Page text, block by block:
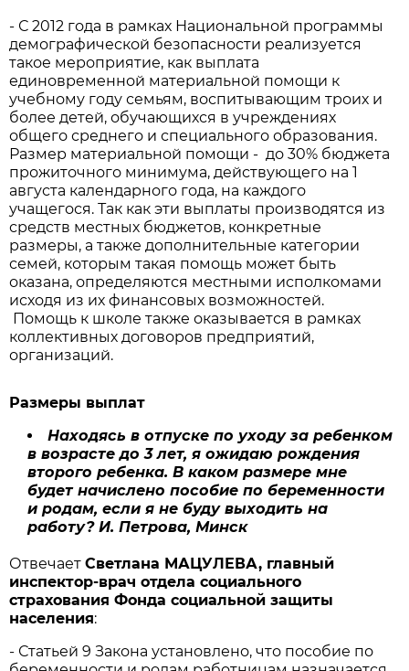
- С 2012 года в рамках Национальной программы
демографической безопасности реализуется
такое мероприятие, как выплата
единовременной материальной помощи к
учебному году семьям, воспитывающим троих и
более детей, обучающихся в учреждениях
общего среднего и специального образования.
Размер материальной помощи - до 30% бюджета
прожиточного минимума, действующего на 1
августа календарного года, на каждого
учащегося. Так как эти выплаты производятся из
средств местных бюджетов, конкретные
размеры, а также дополнительные категории
семей, которым такая помощь может быть
оказана, определяются местными исполкомами
исходя из их финансовых возможностей.
Помощь к школе также оказывается в рамках
коллективных договоров предприятий,
организаций.
Размеры выплат
Находясь в отпуске по уходу за ребенком
в возрасте до 3 лет, я ожидаю рождения
второго ребенка. В каком размере мне
будет начислено пособие по беременности
и родам, если я не буду выходить на
работу? И. Петрова, Минск
ОтвечаетСветлана МАЦУЛЕВА, главный
инспектор-врач отдела социального
страхования Фонда социальной защиты
населения:
- Статьей 9 Закона установлено, что пособие по